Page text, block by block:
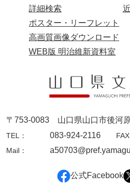
詳細検索
ポスター・リーフレット
高画質画像ダウンロード
WEB版 明治維新資料室
〒753-0083 山口県山口市後河
TEL：
083-924-2116 FAX
Mail：
公式Facebook